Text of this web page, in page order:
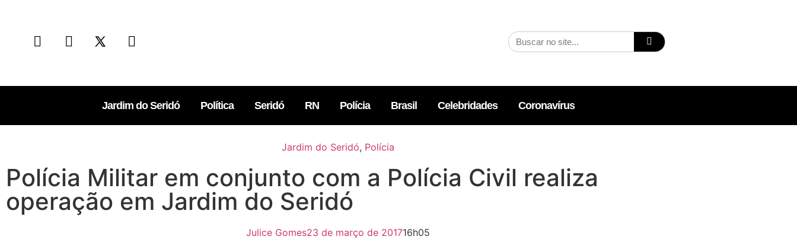
Jardim do Seridó Política Seridó RN Polícia Brasil Celebridades Coronavírus
Jardim do Seridó, Polícia
Polícia Militar em conjunto com a Polícia Civil realiza
operação em Jardim do Seridó
Julice Gomes23 de março de 201716h05